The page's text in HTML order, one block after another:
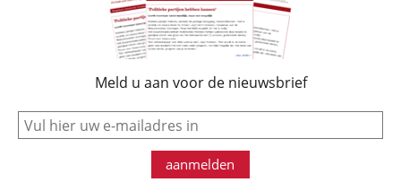
Meld u aan voor de nieuwsbrief
e-mail
aanmelden